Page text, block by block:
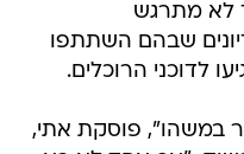
לא מתרגש
שבהם השתתפו
לדוכני הרוכלים.
במשהו", פוסקת אתי,